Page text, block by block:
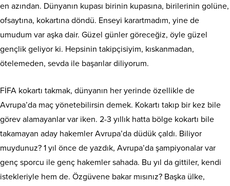
en azından. Dünyanın kupası birinin kupasına, birilerinin golüne,
ofsaytına, kokartına döndü. Enseyi karartmadım, yine de
umudum var aşka dair. Güzel günler göreceğiz, öyle güzel
gençlik geliyor ki. Hepsinin takipçisiyim, kıskanmadan,
ötelemeden, sevda ile başarılar diliyorum.
FİFA kokartı takmak, dünyanın her yerinde özellikle de
Avrupa’da maç yönetebilirsin demek. Kokartı takıp bir kez bile
görev alamayanlar var iken. 2-3 yıllık hatta bölge kokartı bile
takamayan aday hakemler Avrupa’da düdük çaldı. Biliyor
muydunuz? 1 yıl önce de yazdık, Avrupa’da şampiyonalar var
genç sporcu ile genç hakemler sahada. Bu yıl da gittiler, kendi
istekleriyle hem de. Özgüvene bakar mısınız? Başka ülke,